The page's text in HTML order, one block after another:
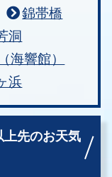
錦帯橋
洞
海響館）
浜
上先のお天気